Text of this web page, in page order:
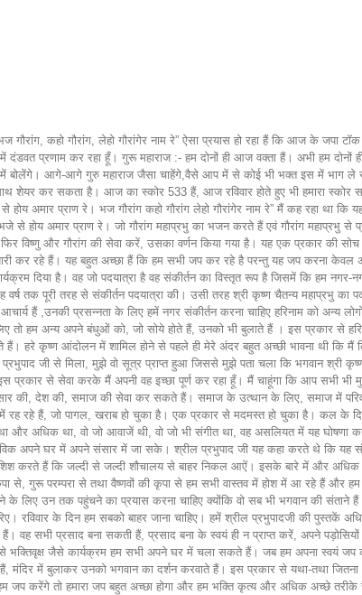
कहो गौरांग, लेहो गौरांगेर नाम रे” ऐसा प्रयास हो रहा हैं कि आज के जपा
दंडवत प्रणाम कर रहा हूँ। गुरू महाराज :- हम दोनों ही आज वक्ता हैं। अभी हम
में बोलेंगे। आगे-आगे गुरु महाराज जैसा चाहेंगे,वैसे आप में से कोई भी भक्त इस में भाग
शेयर कर सकता है। आज का स्कोर 533 हैं, आज रविवार होते हुए भी हमारा स्कोर
अमार प्राण रे। भज गौरांग कहो गौरांग लेहो गौरांगेर नाम रे” मैं कह रहा था कि
से होय अमार प्राण रे। जो गौरांग महाप्रभु का भजन करते हैं एवं गौरांग महाप्रभु
विष्णु और गौरांग की सेवा करें, उसका वर्णन किया गया है। यह एक प्रकार की
कर रहे हैं। यह बहुत अच्छा हैं कि हम सभी जप कर रहे है परन्तु यह जप करना
दिया है। वह जो पदयात्रा है वह संकीर्तन का विस्तृत रूप है जिसमें कि हम
तक पूरी तरह से संकीर्तन पदयात्रा की। उसी तरह श्री कृष्ण चैतन्य महाप्रभु
हैं ,उनकी प्रसन्नता के लिए हमें नगर संकीर्तन करना चाहिए हरिनाम को अन्य
तो हम अन्य अपने बंधुओं को, जो सोये होते हैं, उनको भी बुलाते हैं । इस प्रकार से
हैं। हरे कृष्ण आंदोलन में शामिल होने से पहले ही मेरे अंदर बहुत अच्छी भावना थी
जी से मिला, मुझे वो सूत्र प्राप्त हुआ जिससे मुझे पता चला कि भगवान श्री
से सेवा करके मैं अपनी वह इच्छा पूर्ण कर रहा हूँ। मैं चाहूंगा कि आप सभी
की, देश की, समाज की सेवा कर सकते हैं। समाज के उत्थान के लिए, समाज में
रह रहे हैं, जो पागल, खराब हो चुका है। एक प्रकार से मदमस्त हो चुका है। कल के
और अधिक था, वो जो आवाजें थी, वो जो भी संगीत था, वह असलियत में यह
अपने घर में अपने संसार में जा सके। श्रील प्रभुपाद जी यह कहा करते थे कि यह
करते हैं कि जल्दी से जल्दी शौचालय से बाहर निकल आऐं। इसके बारे में और अधिक
से, गुरू परम्परा से तथा वैष्णवों की कृपा से हम सभी वास्तव में होश में आ रहे हैं और
लिए उन तक पहुंचने का प्रयास करना चाहिए क्योंकि वो सब भी भगवान की संताने
के दिन हम सबको बाहर जाना चाहिए। हमें श्रील प्रभुपादजी की पुस्तकें
वह सभी प्रसाद बना सकती हैं, प्रसाद बना के स्वयं ही न प्राप्त करें, अपने
भक्तिवृक्ष जैसे कार्यक्रम हम सभी अपने घर में चला सकते हैं। जब हम अपना स्वयं जप
में बुलाकर उनको भगवान का दर्शन करवाते हैं। इस प्रकार से यथा-तथा
जप करेंगे तो हमारा जप बहुत अच्छा होगा और हम भक्ति कृत्य और अधिक अच्छे तरीके